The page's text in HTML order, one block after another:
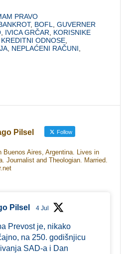
PRAVO
, BOFL ,GUVERNER
IVICA GRČAR
KORISNIKE
KREDITNI ODNOSE
NEPLAĆENI RAČUNI
Pilsel Follow
Buenos Aires, Argentina. Lives in
Journalist and Theologian. Married.
Pilsel 4 Jul
Prevost je, nikako
na 250. godišnjicu
SAD-a i Dan